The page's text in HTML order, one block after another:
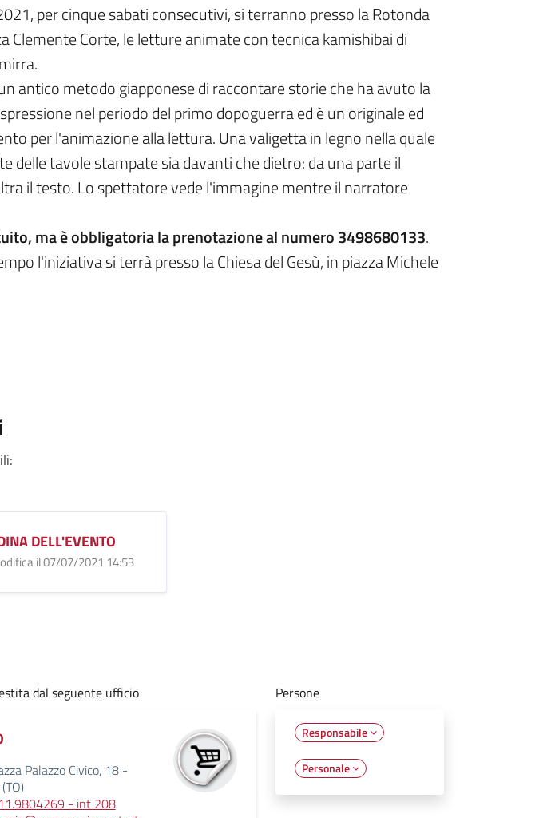
per cinque sabati consecutivi, si terranno presso la Rotonda
Clemente Corte, le letture animate con tecnica kamishibai di
antico metodo giapponese di raccontare storie che ha avuto la
nel periodo del primo dopoguerra ed è un originale ed
per l'animazione alla lettura. Una valigetta in legno nella quale
delle tavole stampate sia davanti che dietro: da una parte il
il testo. Lo spettatore vede l'immagine mentre il narratore
ma è obbligatoria la prenotazione al numero 3498680133.
l'iniziativa si terrà presso la Chiesa del Gesù, in piazza Michele
DELL'EVENTO
il 07/07/2021 14:53
dal seguente ufficio
Palazzo Civico, 18 -
- int 208
Persone
Responsabile
Personale